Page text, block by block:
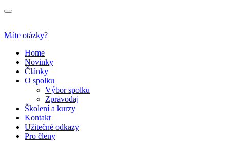
Máte otázky?
Home
Novinky
Články
O spolku
Výbor spolku
Zpravodaj
Školení a kurzy
Kontakt
Užitečné odkazy
Pro členy